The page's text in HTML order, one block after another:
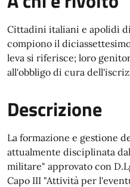
Cittadini italiani e apolidi
compiono il
leva si riferisce; loro
all'obbligo di cura
Descrizione
La formazione e gestione
attualmente disciplinata
militare" approvato con
Capo III "Attività per